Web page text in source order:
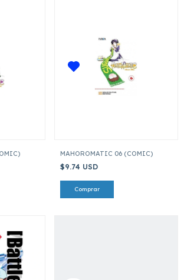
MAHOROMATIC 06 (COMIC)
$9.74 USD